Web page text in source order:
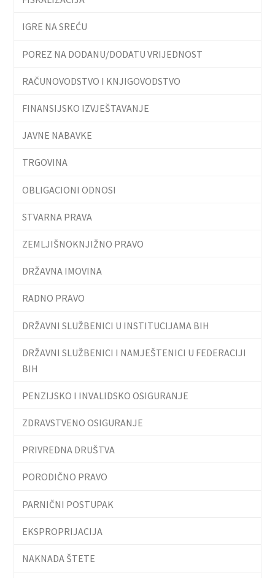
IGRE NA SREĆU
POREZ NA DODANU/DODATU VRIJEDNOST
RAČUNOVODSTVO I KNJIGOVODSTVO
FINANSIJSKO IZVJEŠTAVANJE
JAVNE NABAVKE
TRGOVINA
OBLIGACIONI ODNOSI
STVARNA PRAVA
ZEMLJIŠNOKNJIŽNO PRAVO
DRŽAVNA IMOVINA
RADNO PRAVO
DRŽAVNI SLUŽBENICI U INSTITUCIJAMA BIH
DRŽAVNI SLUŽBENICI I NAMJEŠTENICI U FEDERACIJI
BIH
PENZIJSKO I INVALIDSKO OSIGURANJE
ZDRAVSTVENO OSIGURANJE
PRIVREDNA DRUŠTVA
PORODIČNO PRAVO
PARNIČNI POSTUPAK
EKSPROPRIJACIJA
NAKNADA ŠTETE